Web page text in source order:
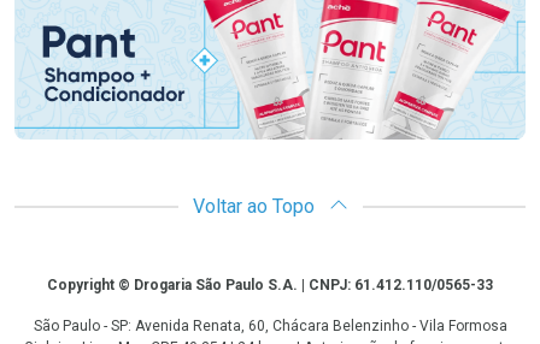
Voltar ao Topo
CopyrightCopyright © Drogaria São Paulo S.A. | CNPJ: 61.412.110/0565-33
São Paulo - SP: Avenida Renata, 60, Chácara Belenzinho - Vila Formosa